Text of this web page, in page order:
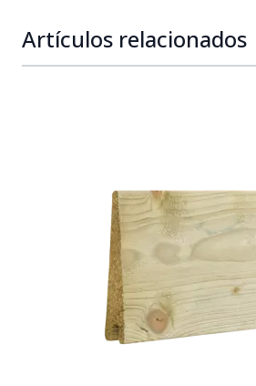
Artículos relacionados